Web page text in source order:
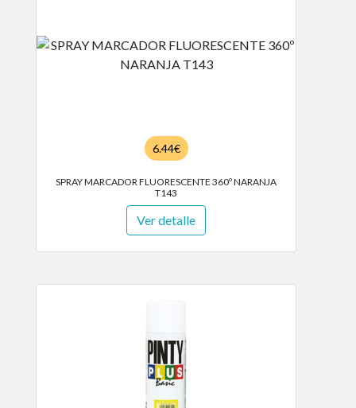
6.44€
SPRAY MARCADOR FLUORESCENTE 360º NARANJA
T143
Ver detalle